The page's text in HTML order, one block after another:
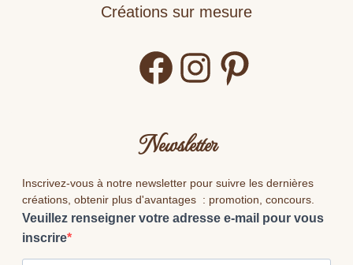
Newsletter
Inscrivez-vous à notre newsletter pour suivre les dernières
créations, obtenir plus d'avantages : promotion, concours.
Veuillez renseigner votre adresse e-mail pour vous
inscrire
Créations sur mesure
FacebookInstagram